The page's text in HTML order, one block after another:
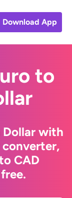
Download App
to
Dollar with
CAD